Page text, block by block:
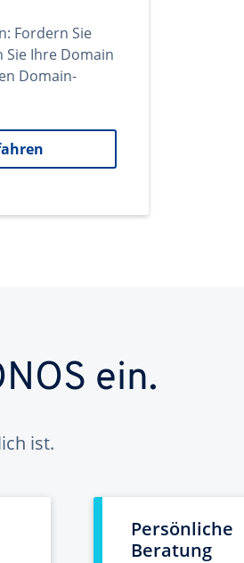
Fordern Sie
Sie Ihre Domain
Domain-
ein.
ist.
Persönliche
Beratung